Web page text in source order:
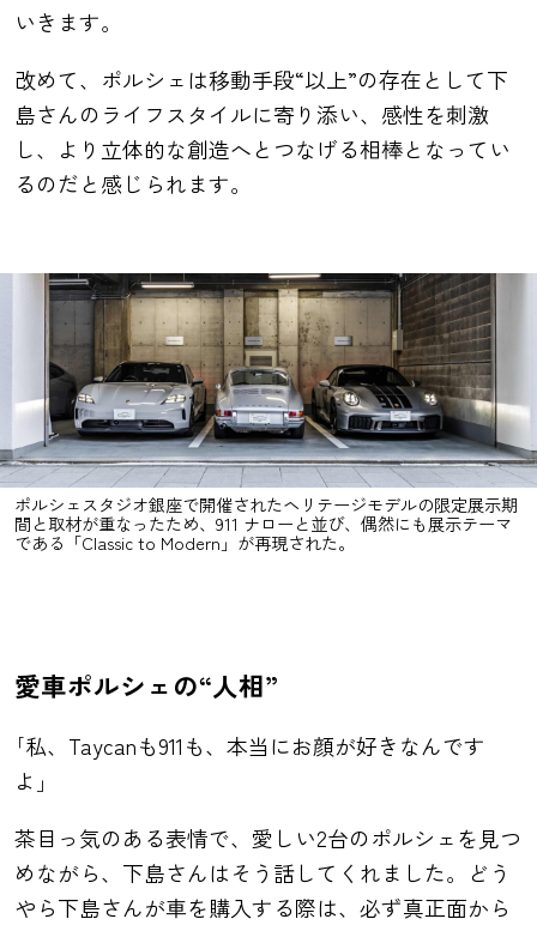
いきます。
改めて、ポルシェは移動手段“以上”の存在として下
島さんのライフスタイルに寄り添い、感性を刺激
し、より立体的な創造へとつなげる相棒となってい
るのだと感じられます。
ポルシェスタジオ銀座で開催されたヘリテージモデルの限定展示期
間と取材が重なったため、911 ナローと並び、偶然にも展示テーマ
である「Classic to Modern」が再現された。
愛車ポルシェの“人相”
｢私、Taycanも911も、本当にお顔が好きなんです
よ」
茶目っ気のある表情で、愛しい2台のポルシェを見つ
めながら、下島さんはそう話してくれました。どう
やら下島さんが車を購入する際は、必ず真正面から